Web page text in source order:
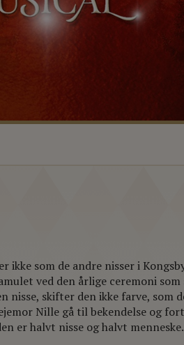
ikke som de andre nisser i
ved den årlige ceremoni som
nisse, skifter den ikke farve, som
Nille gå til bekendelse og
er halvt nisse og halvt menneske.